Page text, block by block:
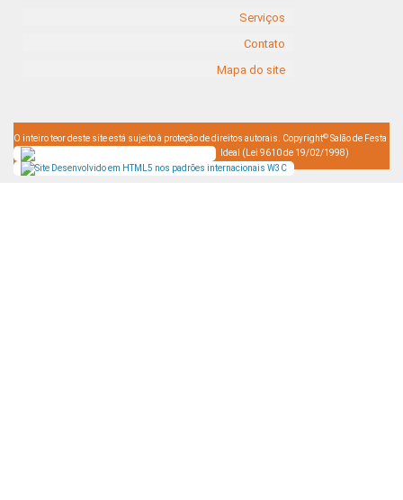
Serviços
Contato
Mapa do site
O inteiro teor deste site está sujeito à proteção de direitos autorais. Copyright© Salão de Festa
Ideal (Lei 9610 de 19/02/1998)